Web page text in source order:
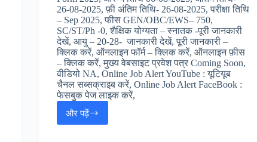
जनेरालिस्ट
ऑफिसर
जॉब्स,
26-08-2025, फ़ी अंतिम तिथि- 26-08-2025, परीक्षा तिथि
– Sep 2025, फीस GEN/OBC/EWS– 750,
SC/ST/Ph -0, शैक्षिक योग्यता – स्नातक -पूरी जानकारी
देखें, आयु – 20-28- जानकारी देखें, पूरी जानकारी –
क्लिक करें, ऑनलाइन फॉर्म – क्लिक करें, ऑनलाइन फ़ीस
– क्लिक करें, मुख्य वेबसाइट प्रवेश पत्र Coming Soon,
वीडियो NA, Online Job Alert YouTube : यूटियूब
चैनल सब्सक्राइब करें, Online Job Alert FaceBook :
फेसबुक पेज लाइक करें,
और पढ़ेंSBI